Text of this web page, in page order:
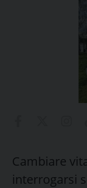
Cambiare
interrogarsi